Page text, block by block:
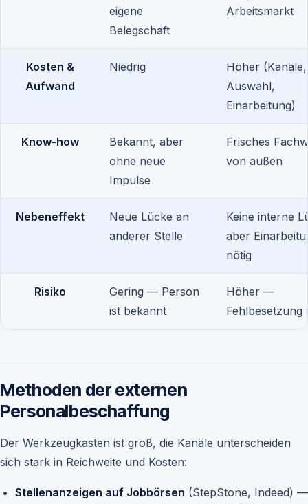
eigene
Belegschaft
Arbeitsmarkt
Kosten &
Aufwand
Niedrig
Höher (Kanäle,
Auswahl,
Einarbeitung)
Know-how
Bekannt, aber
ohne neue
Impulse
Frisches
von außen
Nebeneffekt
Neue Lücke an
anderer Stelle
Keine interne
aber
nötig
Risiko
Gering — Person
ist bekannt
Höher —
Fehlbesetzung
Methoden der externen
Personalbeschaffung
Der Werkzeugkasten ist groß, die Kanäle unterscheiden
sich stark in Reichweite und Kosten:
Stellenanzeigen auf Jobbörsen (StepStone, Indeed) —